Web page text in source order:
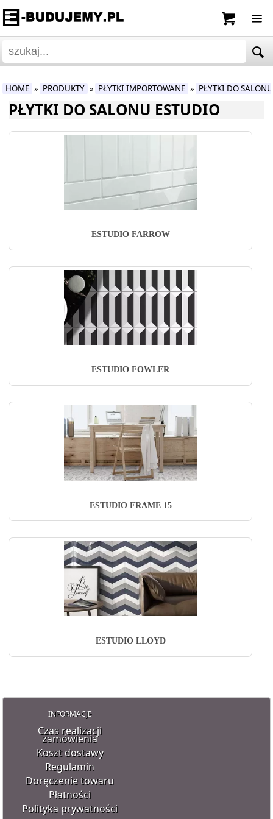
HOME » PRODUKTY » PŁYTKI IMPORTOWANE » PŁYTKI DO SALONU
PŁYTKI DO SALONU ESTUDIO
ESTUDIO FARROW
ESTUDIO FOWLER
ESTUDIO FRAME 15
ESTUDIO LLOYD
INFORMACJE
Czas realizacji
zamówienia
Koszt dostawy
Regulamin
Doręczenie towaru
Płatności
Polityka prywatności